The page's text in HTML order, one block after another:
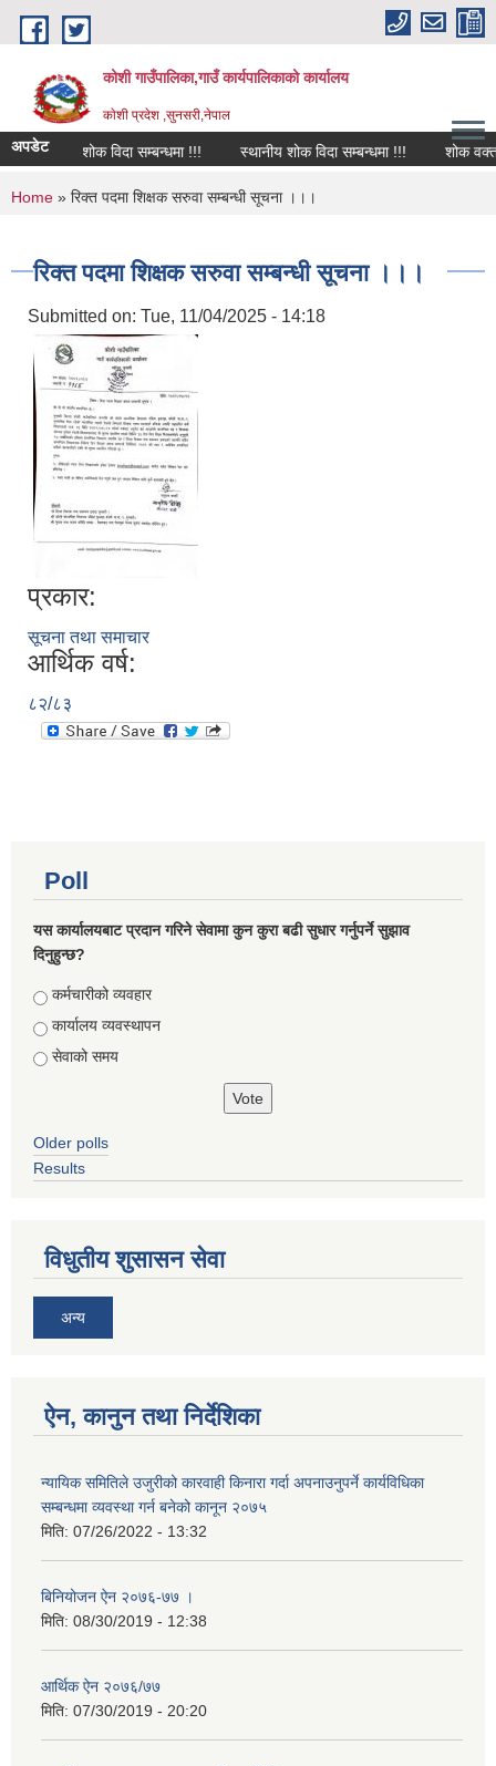
Skip to main content
कोशी गाउँपालिका,गाउँ कार्यपालिकाको कार्यालय
काेशी प्रदेश ,सुनसरी,नेपाल
अपडेट शोक विदा सम्बन्धमा !!! स्थानीय शोक विदा सम्बन्धमा !!! शोक वक्तव्य
You are here
Home » रिक्त पदमा शिक्षक सरुवा सम्बन्धी सूचना ।।।
रिक्त पदमा शिक्षक सरुवा सम्बन्धी सूचना ।।।
Submitted on: Tue, 11/04/2025 - 14:18
प्रकार:
सूचना तथा समाचार
आर्थिक वर्ष:
८२/८३
Poll
यस कार्यालयबाट प्रदान गरिने सेवामा कुन कुरा बढी सुधार गर्नुपर्ने सुझाव
दिनुहुन्छ?
Choices
कर्मचारीको व्यवहार
कार्यालय व्यवस्थापन
सेवाको समय
Older polls
Results
विधुतीय शुसासन सेवा
अन्य
ऐन, कानुन तथा निर्देशिका
न्यायिक समितिले उजुरीको कारवाही किनारा गर्दा अपनाउनुपर्ने कार्यविधिका
सम्बन्धमा व्यवस्था गर्न बनेको कानून २०७५
मिति: 07/26/2022 - 13:32
बिनियोजन ऐन २०७६-७७ ।
मिति: 08/30/2019 - 12:38
आर्थिक ऐन २०७६/७७
मिति: 07/30/2019 - 20:20